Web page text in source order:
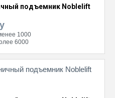
подъемник Noblelift
1000
6000